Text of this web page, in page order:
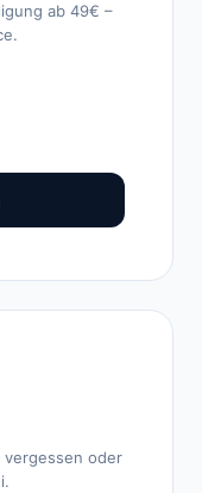
ab 49€ –
vergessen oder